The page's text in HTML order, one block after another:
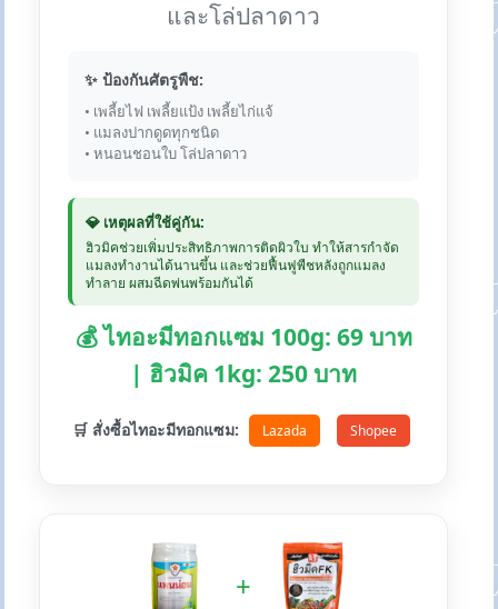
และโล่ปลาดาว
✨ ป้องกันศัตรูพืช:
• เพลี้ยไฟ เพลี้ยแป้ง เพลี้ยไก่แจ้
• แมลงปากดูดทุกชนิด
• หนอนชอนใบ โล่ปลาดาว
💎 เหตุผลที่ใช้คู่กัน:
ฮิวมิคช่วยเพิ่มประสิทธิภาพการติดผิวใบ ทำให้สารกำจัด
แมลงทำงานได้นานขึ้น และช่วยฟื้นฟูพืชหลังถูกแมลง
ทำลาย ผสมฉีดพ่นพร้อมกันได้
💰 ไทอะมีทอกแซม 100g: 69 บาท
| ฮิวมิค 1kg: 250 บาท
🛒 สั่งซื้อไทอะมีทอกแซม: Lazada Shopee
+